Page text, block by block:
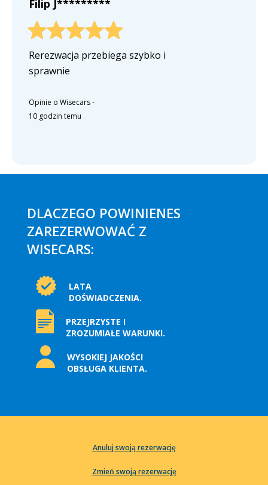
Filip J*********
Rerezwacja przebiega szybko i
sprawnie
Opinie o Wisecars-
10 godzin temu
DLACZEGO POWINIENES
ZAREZERWOWAĆ Z
WISECARS:
LATA
DOŚWIADCZENIA.
PRZEJRZYSTE I
ZROZUMIAŁE WARUNKI.
WYSOKIEJ JAKOŚCI
OBSŁUGA KLIENTA.
Anuluj swoją rezerwację
Zmień swoją rezerwację